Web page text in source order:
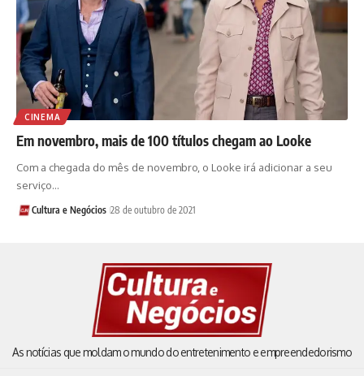
CINEMA
Em novembro, mais de 100 títulos chegam ao Looke
Com a chegada do mês de novembro, o Looke irá adicionar a seu
serviço…
Cultura e Negócios 28 de outubro de 2021
As notícias que moldam o mundo do entretenimento e empreendedorismo